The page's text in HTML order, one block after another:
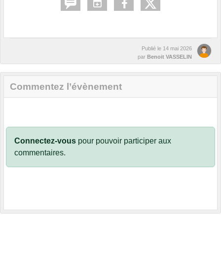
Publié le 14 mai 2026
par Benoit VASSELIN
Commentez l’évènement
Connectez-vous pour pouvoir participer aux
commentaires.